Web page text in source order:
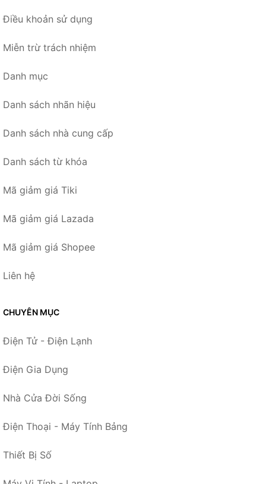
Điều khoản sử dụng
Miễn trừ trách nhiệm
Danh mục
Danh sách nhãn hiệu
Danh sách nhà cung cấp
Danh sách từ khóa
Mã giảm giá Tiki
Mã giảm giá Lazada
Mã giảm giá Shopee
Liên hệ
CHUYÊN MỤC
Điện Tử - Điện Lạnh
Điện Gia Dụng
Nhà Cửa Đời Sống
Điện Thoại - Máy Tính Bảng
Thiết Bị Số